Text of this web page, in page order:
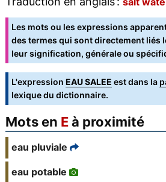
Les mots ou les expressions
des termes qui sont directement liés
leur signification, générale ou
L'expression EAU SALEE est dans la
lexique du dictionnaire.
Mots en Eà proximité
eau pluviale
eau potable